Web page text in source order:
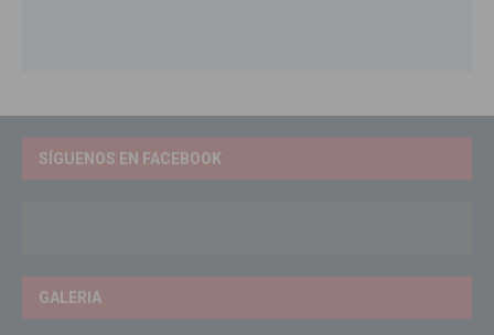
SÍGUENOS EN FACEBOOK
GALERIA